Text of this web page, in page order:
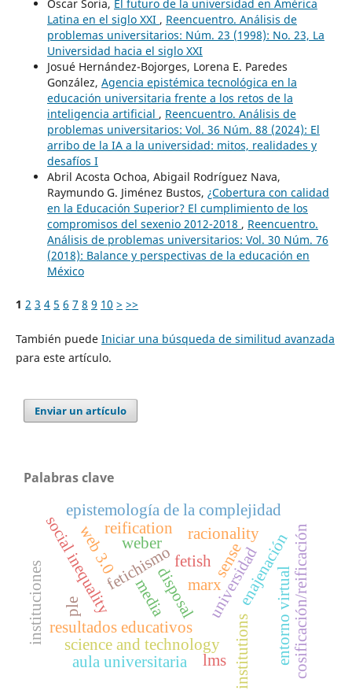
Oscar Soria, El futuro de la universidad en América
Latina en el siglo XXI , Reencuentro. Análisis de
problemas universitarios: Núm. 23 (1998): No. 23, La
Universidad hacia el siglo XXI
Josué Hernández-Bojorges, Lorena E. Paredes
González, Agencia epistémica tecnológica en la
educación universitaria frente a los retos de la
inteligencia artificial , Reencuentro. Análisis de
problemas universitarios: Vol. 36 Núm. 88 (2024): El
arribo de la IA a la universidad: mitos, realidades y
desafíos I
Abril Acosta Ochoa, Abigail Rodríguez Nava,
Raymundo G. Jiménez Bustos, ¿Cobertura con calidad
en la Educación Superior? El cumplimiento de los
compromisos del sexenio 2012-2018 , Reencuentro.
Análisis de problemas universitarios: Vol. 30 Núm. 76
(2018): Balance y perspectivas de la educación en
México
1 2 3 4 5 6 7 8 9 10 > >>
También puede Iniciar una búsqueda de similitud avanzada
para este artículo.
Enviar un artículo
Palabras clave
universidad
fetichismo
resultados educativos
social inequality racionality
weber
institutions
instituciones fetish
disposal
reification
enajenacióncosificación/reificación
marx
media
science and technology
ple
lms entorno virtual
web 3.0
epistemología de la complejidad
aula universitaria
sense